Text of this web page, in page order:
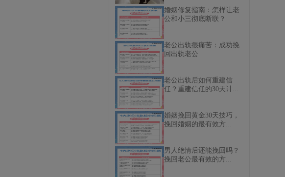
婚姻修复指南：怎样让老
公和小三彻底断联？
老公出轨很痛苦：成功挽
回出轨老公
老公出轨后如何重建信
任？重建信任的30天计...
婚姻挽回黄金30天技巧，
挽回婚姻的最有效方...
男人绝情后还能挽回吗？
挽回老公最有效的方...